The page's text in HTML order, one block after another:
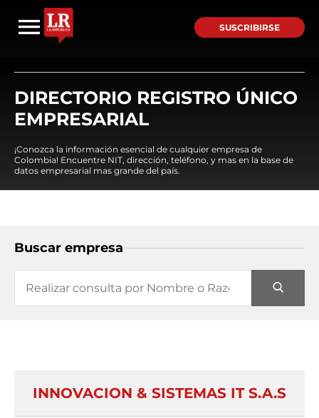
SUSCRIBIRSE
DIRECTORIO REGISTRO ÚNICO
EMPRESARIAL
¡Conozca la información esencial de cualquier empresa de
Colombia! Encuentre NIT, dirección, teléfono, y mas en la base de
datos empresarial mas grande del país.
Buscar empresa
INNOVACION & SISTEMAS IT S.A.S